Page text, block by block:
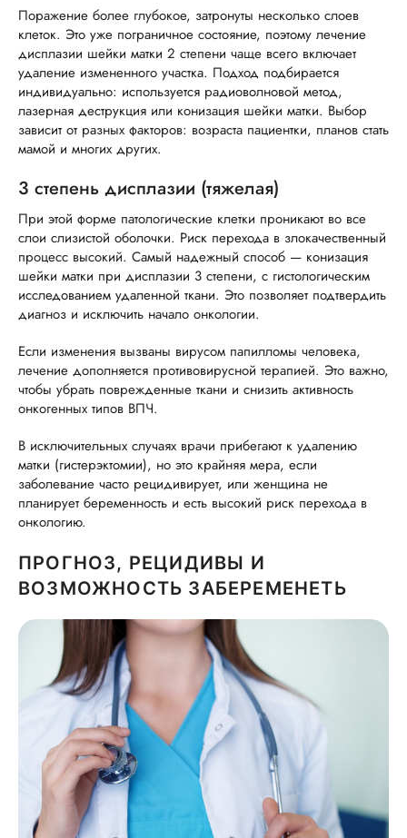
Поражение более глубокое, затронуты несколько слоев
клеток. Это уже пограничное состояние, поэтому лечение
дисплазии шейки матки 2 степени чаще всего включает
удаление измененного участка. Подход подбирается
индивидуально: используется радиоволновой метод,
лазерная деструкция или конизация шейки матки. Выбор
зависит от разных факторов: возраста пациентки, планов стать
мамой и многих других.
3 степень дисплазии (тяжелая)
При этой форме патологические клетки проникают во все
слои слизистой оболочки. Риск перехода в злокачественный
процесс высокий. Самый надежный способ — конизация
шейки матки при дисплазии 3 степени, с гистологическим
исследованием удаленной ткани. Это позволяет подтвердить
диагноз и исключить начало онкологии.
Если изменения вызваны вирусом папилломы человека,
лечение дополняется противовирусной терапией. Это важно,
чтобы убрать поврежденные ткани и снизить активность
онкогенных типов ВПЧ.
В исключительных случаях врачи прибегают к удалению
матки (гистерэктомии), но это крайняя мера, если
заболевание часто рецидивирует, или женщина не
планирует беременность и есть высокий риск перехода в
онкологию.
ПРОГНОЗ, РЕЦИДИВЫ И
ВОЗМОЖНОСТЬ ЗАБЕРЕМЕНЕТЬ